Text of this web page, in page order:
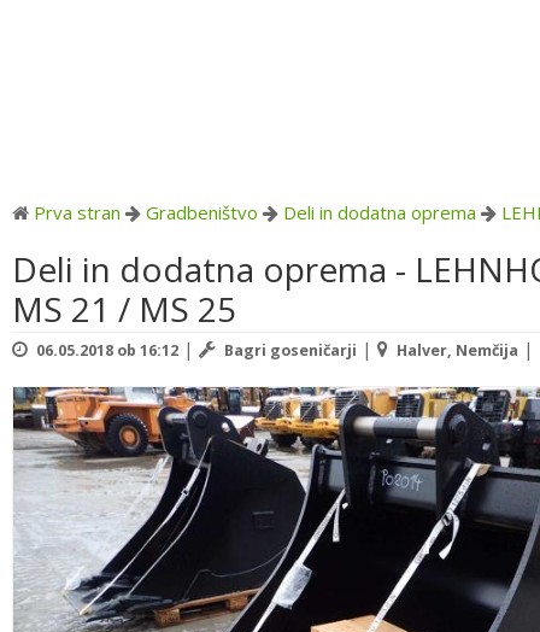
Prva stran Gradbeništvo Deli in dodatna oprema
Deli in dodatna oprema -
MS 21 / MS 25
06.05.2018 ob 16:12 | Bagri goseničarji | Halver, Nemčija |